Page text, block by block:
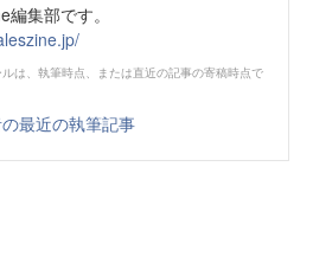
編集部です。
は、執筆時点、または直近の記事の寄稿時点で
最近の執筆記事